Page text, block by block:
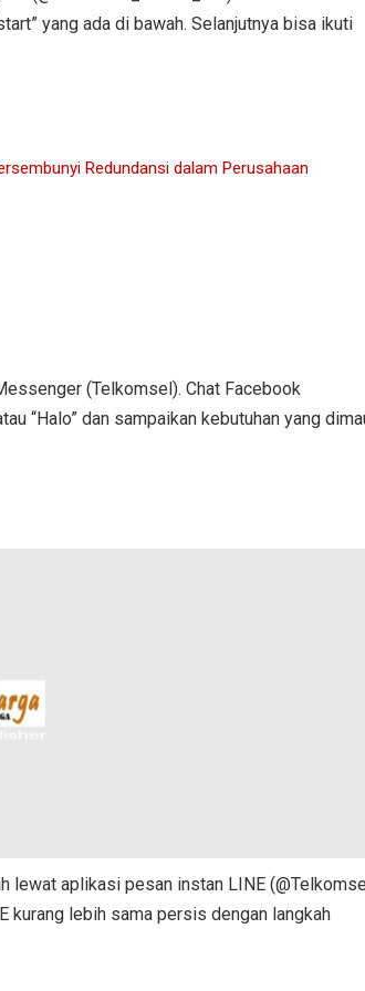
yang ada di bawah. Selanjutnya bisa ikuti
Redundansi dalam Perusahaan
(Telkomsel). Chat Facebook
“Halo” dan sampaikan kebutuhan yang
lewat aplikasi pesan instan LINE
kurang lebih sama persis dengan langkah